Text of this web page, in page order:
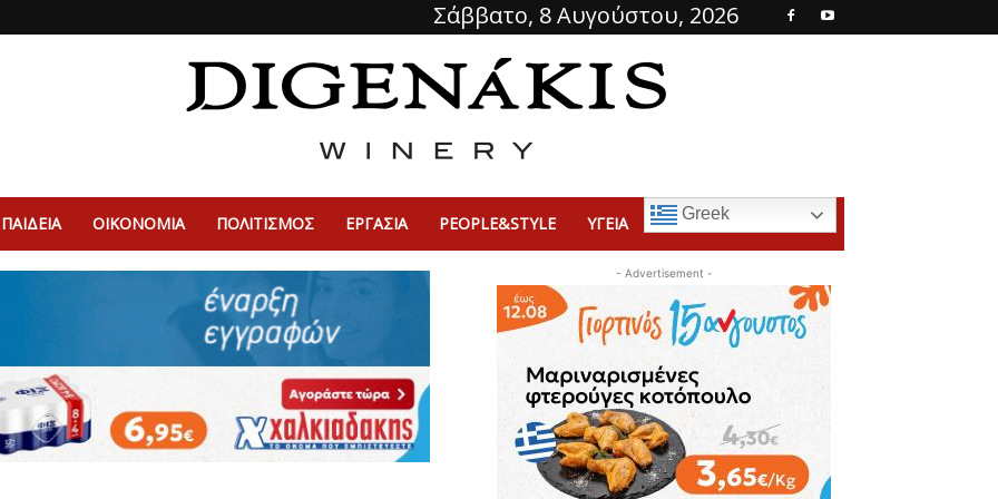
Σάββατο, 8 Αυγούστου, 2026
ΠΑΙΔΕΙΑ ΟΙΚΟΝΟΜΙΑ ΠΟΛΙΤΙΣΜΌΣ ΕΡΓΑΣΙΑ PEOPLE&STYLE ΥΓΕΙΑ Greek
- Advertisement -